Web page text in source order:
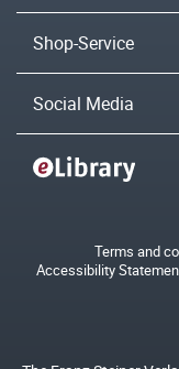
Shop-Service
Social Media
Terms and
Accessibility